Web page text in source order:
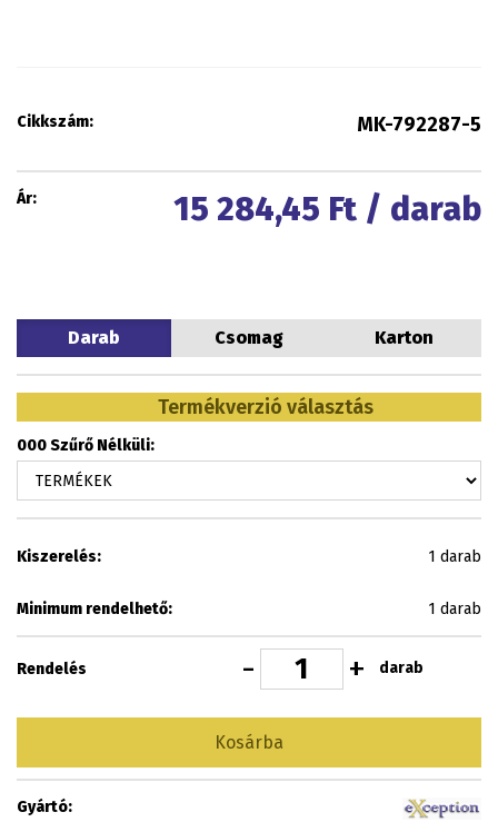
Cikkszám: MK-792287-5
Ár: 15 284,45 Ft / darab
Darab Csomag Karton
Termékverzió választás
000 Szűrő Nélküli:
Kiszerelés: 1 darab
Minimum rendelhető: 1 darab
Rendelés - + darab
Kosárba
Gyártó: